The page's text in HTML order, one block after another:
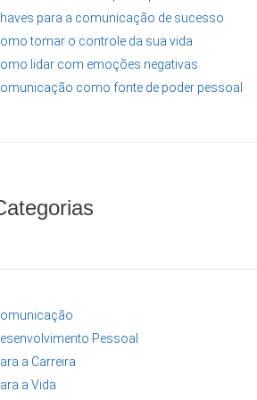
para a comunicação de sucesso
tomar o controle da sua vida
lidar com emoções negativas
como fonte de poder pessoal
Pessoal
a Carreira
a Vida